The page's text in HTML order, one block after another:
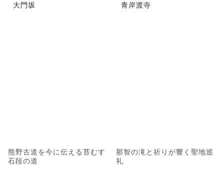
大門坂
熊野古道を今に伝える苔むす
石段の道
青岸渡寺
那智の滝と祈りが響く聖地巡
礼